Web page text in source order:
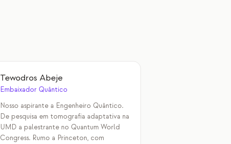
Tewodros Abeje
Embaixador Quântico
Nosso aspirante a Engenheiro Quântico.
De pesquisa em tomografia adaptativa na
UMD a palestrante no Quantum World
Congress. Rumo a Princeton, com